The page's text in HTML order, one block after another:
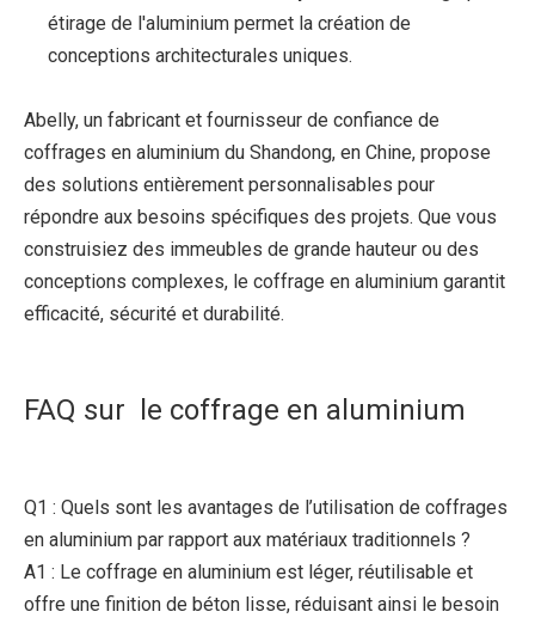
étirage de l'aluminium permet la création de
conceptions architecturales uniques.
Abelly, un fabricant et fournisseur de confiance de
coffrages en aluminium du Shandong, en Chine, propose
des solutions entièrement personnalisables pour
répondre aux besoins spécifiques des projets. Que vous
construisiez des immeubles de grande hauteur ou des
conceptions complexes, le coffrage en aluminium garantit
efficacité, sécurité et durabilité.
FAQ sur le coffrage en aluminium
Q1 : Quels sont les avantages de l’utilisation de coffrages
en aluminium par rapport aux matériaux traditionnels ?
A1 : Le coffrage en aluminium est léger, réutilisable et
offre une finition de béton lisse, réduisant ainsi le besoin